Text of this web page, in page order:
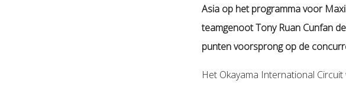
Asia op het programma voor
teamgenoot Tony Ruan Cunfan
punten voorsprong op de
Het Okayama International